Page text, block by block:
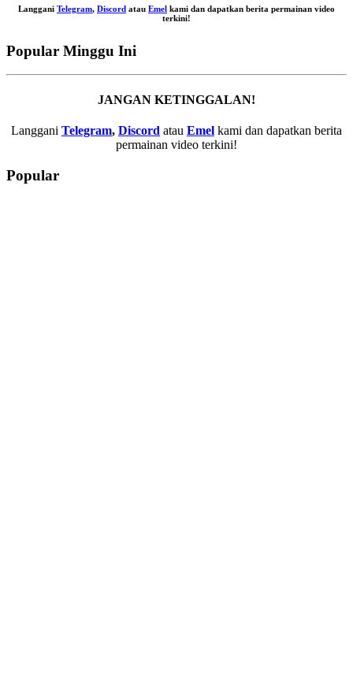
Langgani Telegram, Discord atau Emel kami dan dapatkan berita permainan video
terkini!
Popular Minggu Ini
JANGAN KETINGGALAN!
Langgani Telegram, Discord atau Emel kami dan dapatkan berita
permainan video terkini!
Popular